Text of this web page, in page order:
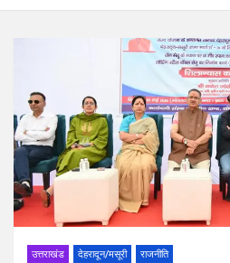
उत्तराखंड देहरादून/मसूरी राजनीति